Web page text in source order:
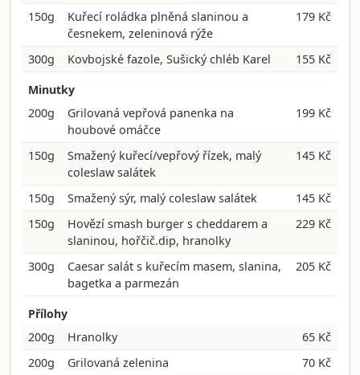
150g
Kuřecí roládka plněná slaninou a
česnekem, zeleninová rýže
179 Kč
300g Kovbojské fazole, Sušický chléb Karel
155 Kč
Minutky
200g
Grilovaná vepřová panenka na
houbové omáčce
199 Kč
150g
Smažený kuřecí/vepřový řízek, malý
coleslaw salátek
145 Kč
150g Smažený sýr, malý coleslaw salátek
145 Kč
150g
Hovězí smash burger s cheddarem a
slaninou, hořčič.dip, hranolky
229 Kč
300g
Caesar salát s kuřecím masem, slanina,
bagetka a parmezán
205 Kč
Přílohy
200g
Hranolky
65 Kč
200g
Grilovaná zelenina
70 Kč